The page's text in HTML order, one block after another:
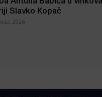
Slavko Kopač
2026